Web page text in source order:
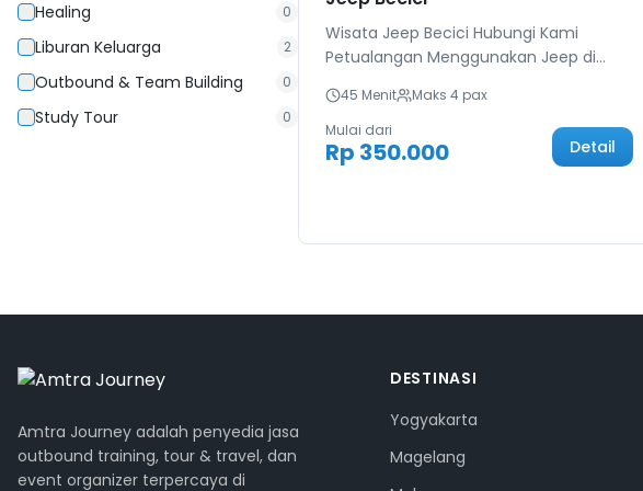
Healing 0
Liburan Keluarga 2
Outbound & Team Building 0
Study Tour 0
Wisata Jeep Becici Hubungi Kami
Petualangan Menggunakan Jeep di
Puncak Becici dan sekitarnya
menggunakan jeep dilengkapi dengan
offroad yang dapat menguji adrenalin,
dari lantai 2 dan beberapa destinasi
45 Menit Maks 4 pax
Mulai dari
Rp 350.000 Detail
Amtra Journey adalah penyedia jasa
outbound training, tour & travel, dan
event organizer terpercaya di
DESTINASI
Yogyakarta
Magelang